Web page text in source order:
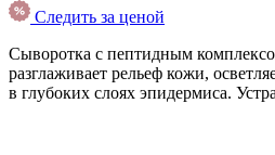
Следить за ценой
Сыворотка с пептидным
разглаживает рельеф кожи,
в глубоких слоях эпидермиса.